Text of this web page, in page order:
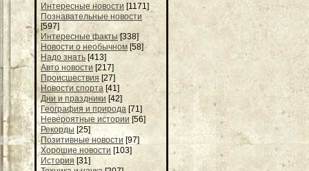
Интересные новости [1171]
Познавательные новости
[597]
Интересные факты [338]
Новости о необычном [58]
Надо знать [413]
Авто новости [217]
Происшествия [27]
Новости спорта [41]
Дни и праздники [42]
География и природа [71]
Невероятные истории [56]
Рекорды [25]
Позитивные новости [97]
Хорошие новости [103]
История [31]